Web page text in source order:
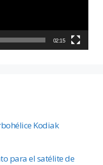
02:15
Kodiak
para el satélite de